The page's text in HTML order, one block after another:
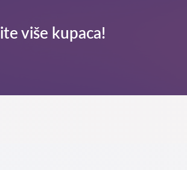
više kupaca!